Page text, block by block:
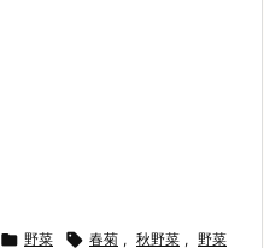
 野菜  春菊 , 秋野菜 , 野菜